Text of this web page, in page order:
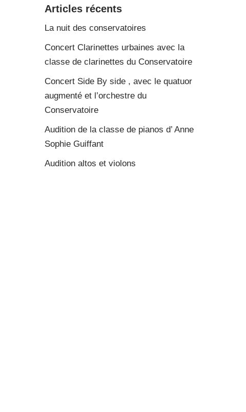
Articles récents
La nuit des conservatoires
Concert Clarinettes urbaines avec la
classe de clarinettes du Conservatoire
Concert Side By side , avec le quatuor
augmenté et l’orchestre du
Conservatoire
Audition de la classe de pianos d’ Anne
Sophie Guiffant
Audition altos et violons